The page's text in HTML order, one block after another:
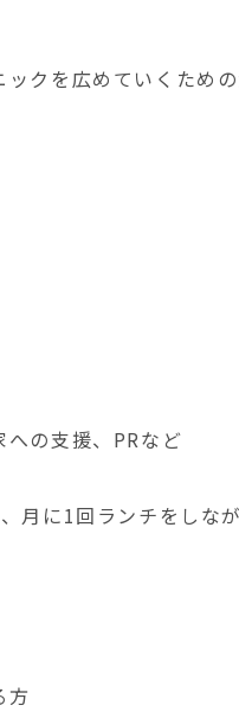
クを広めていくため
への支援、PRなど
月に1回ランチをしな
方